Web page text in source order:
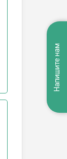
Напишите нам